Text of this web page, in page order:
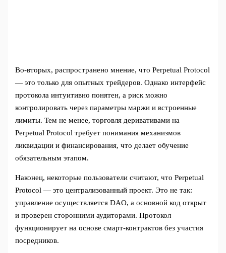
Во-вторых, распространено мнение, что Perpetual Protocol
— это только для опытных трейдеров. Однако интерфейс
протокола интуитивно понятен, а риск можно
контролировать через параметры маржи и встроенные
лимиты. Тем не менее, торговля деривативами на
Perpetual Protocol требует понимания механизмов
ликвидации и финансирования, что делает обучение
обязательным этапом.
Наконец, некоторые пользователи считают, что Perpetual
Protocol — это централизованный проект. Это не так:
управление осуществляется DAO, а основной код открыт
и проверен сторонними аудиторами. Протокол
функционирует на основе смарт-контрактов без участия
посредников.